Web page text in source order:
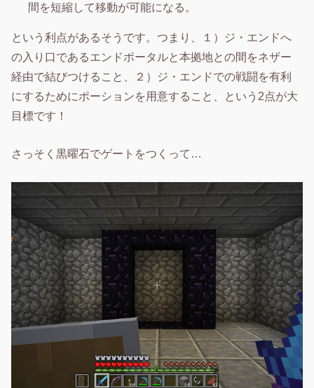
間を短縮して移動が可能になる。
という利点があるそうです。つまり、１）ジ・エンドへ
の入り口であるエンドポータルと本拠地との間をネザー
経由で結びつけること、２）ジ・エンドでの戦闘を有利
にするためにポーションを用意すること、という2点が大
目標です！
さっそく黒曜石でゲートをつくって…